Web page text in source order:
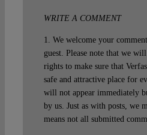
WRITE A COMMENT
1. We welcome your
guest. Please note that we
rights to make sure that
safe and attractive place for
will not appear immediately
by us. Just as with posts, we
means not all submitted